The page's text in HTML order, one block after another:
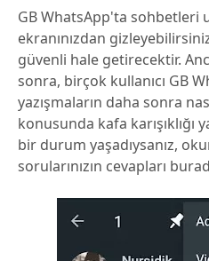
PDNob
iAnyGo
GB WhatsApp'ta sohbetleri
ekranınızdan
güvenli hale getirecektir.
sonra, birçok kullanıcı GB
yazışmaların daha sonra
konusunda kafa karışıklığı
bir durum yaşadıysanız,
sorularınızın cevapları